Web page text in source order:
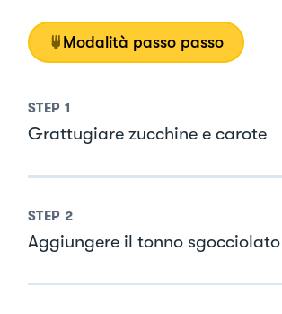
Modalità passo passo
STEP 1
Grattugiare zucchine e carote
STEP 2
Aggiungere il tonno sgocciolato